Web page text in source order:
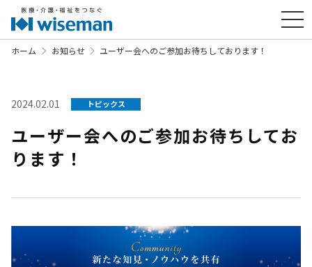
ホーム お知らせ ユーザー会へのご参加お待ちしております！
2024.02.01 トピックス
ユーザー会へのご参加お待ちしてお
ります！